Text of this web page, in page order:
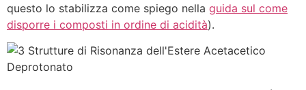
questo lo stabilizza come spiego nella guida sul come
disporre i composti in ordine di acidità).